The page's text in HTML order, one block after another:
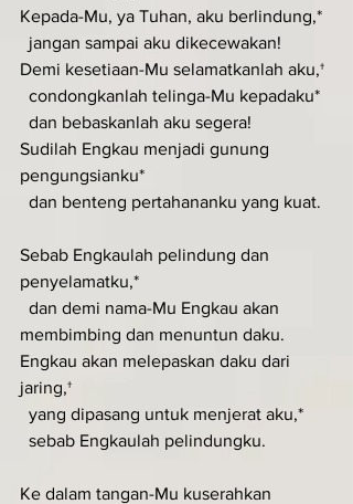
Kepada-Mu, ya Tuhan, aku berlindung,*
  jangan sampai aku dikecewakan!
Demi kesetiaan-Mu selamatkanlah aku,†
  condongkanlah telinga-Mu kepadaku*
  dan bebaskanlah aku segera!
Sudilah Engkau menjadi gunung
pengungsianku*
  dan benteng pertahananku yang kuat.
Sebab Engkaulah pelindung dan
penyelamatku,*
membimbing dan menuntun daku.
Engkau akan melepaskan daku dari
jaring,†
  yang dipasang untuk menjerat aku,*
  sebab Engkaulah pelindungku.
Ke dalam tangan-Mu kuserahkan